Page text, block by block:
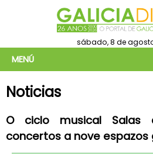
sábado, 8 de
MENÚ
Noticias
O ciclo musical
concertos a nove espazos